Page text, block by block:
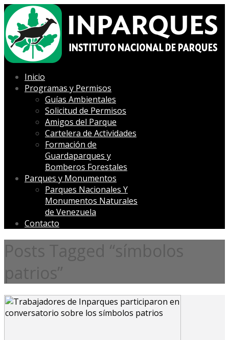
Inicio
Programas y Permisos
Guías Ambientales
Solicitud de Permisos
Amigos del Parque
Cartelera de Actividades
Formación de
Guardaparques y
Bomberos Forestales
Parques y Monumentos
Parques Nacionales Y
Monumentos Naturales
de Venezuela
Contacto
Posts Tagged “símbolos
patrios”